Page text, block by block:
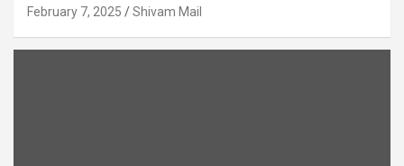
February 7, 2025 Shivam Mail